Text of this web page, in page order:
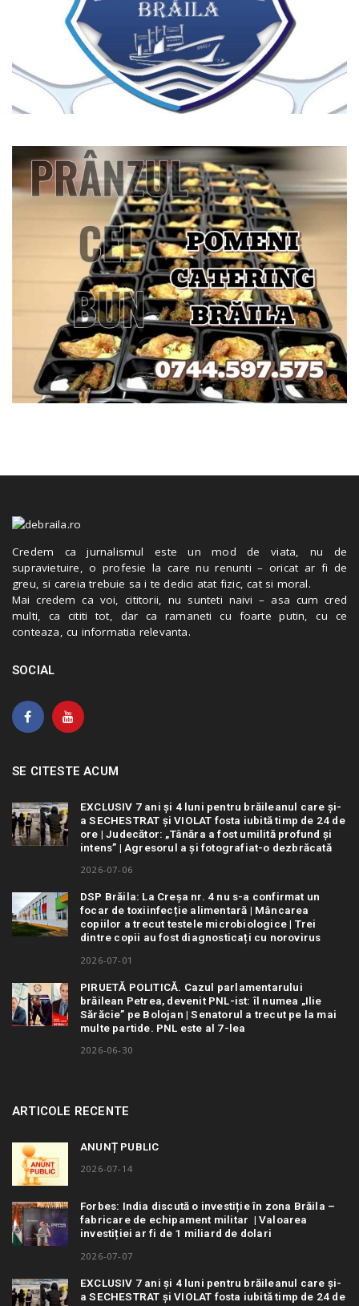
Credem ca jurnalismul este un mod de viata, nu de
supravietuire, o profesie la care nu renunti – oricat ar fi de
greu, si careia trebuie sa i te dedici atat fizic, cat si moral.
Mai credem ca voi, cititorii, nu sunteti naivi – asa cum cred
multi, ca cititi tot, dar ca ramaneti cu foarte putin, cu ce
conteaza, cu informatia relevanta.
SOCIAL
SE CITESTE ACUM
EXCLUSIV 7 ani și 4 luni pentru brăileanul care și-
a SECHESTRAT și VIOLAT fosta iubită timp de 24 de
ore | Judecător: „Tânăra a fost umilită profund și
intens” | Agresorul a și fotografiat-o dezbrăcată
2026-07-06
DSP Brăila: La Creșa nr. 4 nu s-a confirmat un
focar de toxiinfecție alimentară | Mâncarea
copiilor a trecut testele microbiologice | Trei
dintre copii au fost diagnosticați cu norovirus
2026-07-01
PIRUETĂ POLITICĂ. Cazul parlamentarului
brăilean Petrea, devenit PNL-ist: îl numea „Ilie
Sărăcie” pe Bolojan | Senatorul a trecut pe la mai
multe partide. PNL este al 7-lea
2026-06-30
ARTICOLE RECENTE
ANUNȚ PUBLIC
2026-07-14
Forbes: India discută o investiție în zona Brăila –
fabricare de echipament militar | Valoarea
investiției ar fi de 1 miliard de dolari
2026-07-07
EXCLUSIV 7 ani și 4 luni pentru brăileanul care și-
a SECHESTRAT și VIOLAT fosta iubită timp de 24 de